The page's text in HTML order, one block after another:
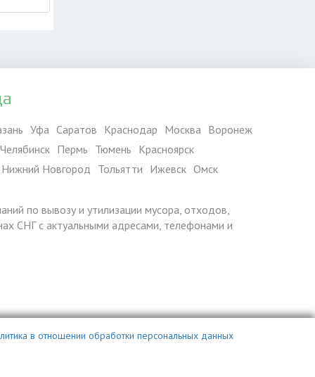
Уфа Саратов Краснодар Москва Воронеж
Челябинск Пермь Тюмень Красноярск
Нижний Новгород Тольятти Ижевск Омск
по вывозу и утилизации мусора, отходов,
СНГ с актуальными адресами, телефонами и
в отношении обработки персональных данных